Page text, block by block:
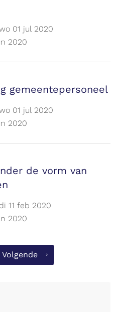
01 jul 2020
2020
gemeentepersoneel
01 jul 2020
2020
de vorm van
di 11 feb 2020
2020
Volgende